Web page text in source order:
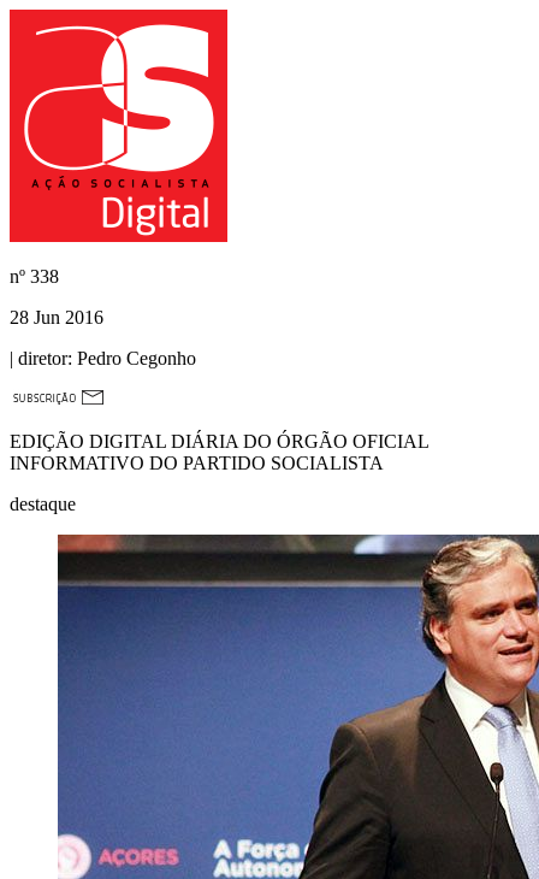
nº 338
28 Jun 2016
| diretor: Pedro Cegonho
EDIÇÃO DIGITAL DIÁRIA DO ÓRGÃO OFICIAL
INFORMATIVO DO PARTIDO SOCIALISTA
destaque